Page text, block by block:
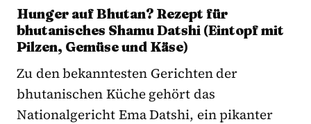
Hunger auf Bhutan? Rezept für
bhutanisches Shamu Datshi (Eintopf mit
Pilzen, Gemüse und Käse)
Zu den bekanntesten Gerichten der
bhutanischen Küche gehört das
Nationalgericht Ema Datshi, ein pikanter